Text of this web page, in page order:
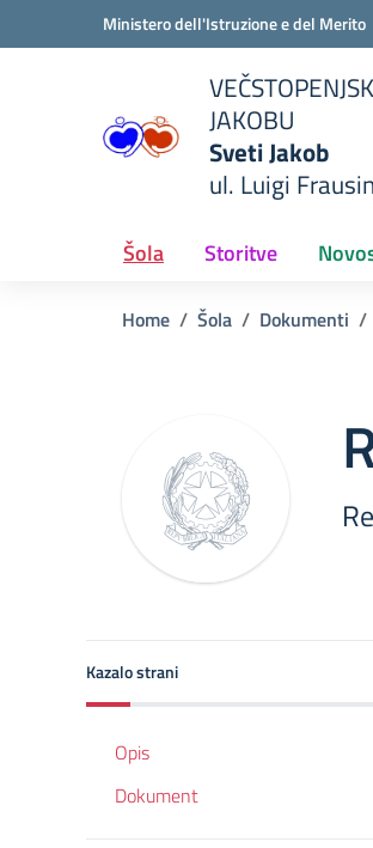
Vai ai contenuti
Vai al menu di navigazioneMinistero dell'Istruzione e del Merito
JAKOBU
Sveti Jakob
ul. Luigi
Šola Storitve
Home Šola Dokumenti
Kazalo strani
Opis
Dokument